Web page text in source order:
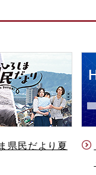
県民だより夏